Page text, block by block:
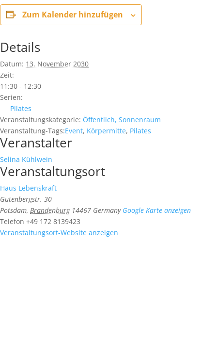
Zum Kalender hinzufügen
Details
Datum: 13. November 2030
Zeit:
11:30 - 12:30
Serien:
Pilates
Veranstaltungskategorie: Öffentlich, Sonnenraum
Veranstaltung-Tags:Event, Körpermitte, Pilates
Veranstalter
Selina Kühlwein
Veranstaltungsort
Haus Lebenskraft
Gutenbergstr. 30
Potsdam, Brandenburg 14467 Germany Google Karte anzeigen
Telefon +49 172 8139423
Veranstaltungsort-Website anzeigen